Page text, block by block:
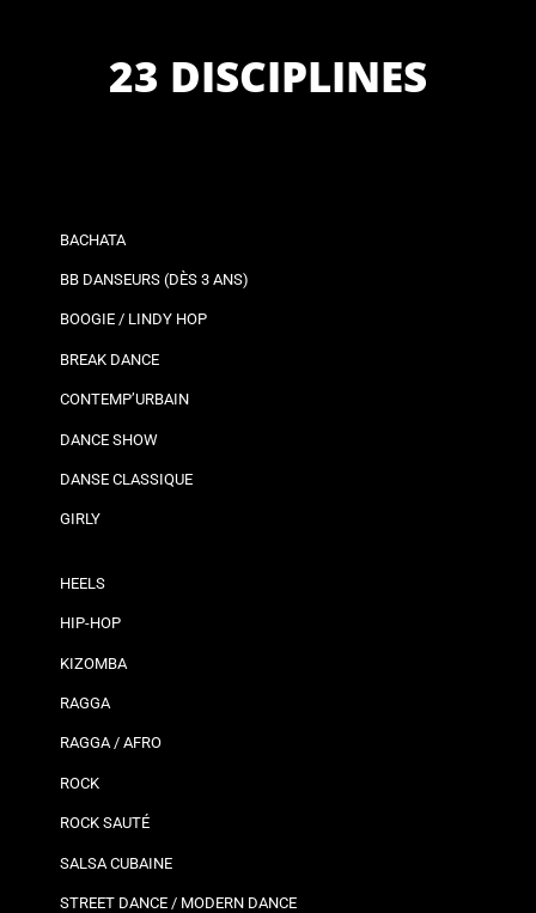
23 DISCIPLINES
BACHATA
BB DANSEURS (DÈS 3 ANS)
BOOGIE / LINDY HOP
BREAK DANCE
CONTEMP’URBAIN
DANCE SHOW
DANSE CLASSIQUE
GIRLY
HEELS
HIP-HOP
KIZOMBA
RAGGA
RAGGA / AFRO
ROCK
ROCK SAUTÉ
SALSA CUBAINE
STREET DANCE / MODERN DANCE